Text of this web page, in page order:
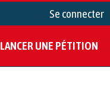
Se connecter
LANCER UNE PÉTITION